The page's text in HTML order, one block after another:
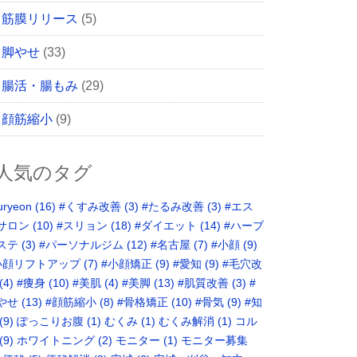
筋膜リリース (5)
脚やせ (33)
腸活・腸もみ (29)
顔筋縮小 (9)
気のタグ
(16) #くすみ改善 (3) #たるみ改善 (3) #エス
ロン (10) #スリョン (18) #ダイエット (14) #ハーブ
テ (3) #パーソナルジム (12) #名古屋 (7) #小顔 (9)
顔リフトアップ(7) #小顔矯正 (9) #愛知 (9) #毛穴改
(4) #痩身 (10) #美肌 (4) #美脚 (13) #肌質改善 (3) #
せ (13) #顔筋縮小 (8) #骨格矯正‬ (10) #骨気 (9) ‪#知
(9) ぽっこりお腹 (1) むくみ (1) むくみ解消 (1) コル
(9) ホワイトニング (2) モニター (1) モニター募集